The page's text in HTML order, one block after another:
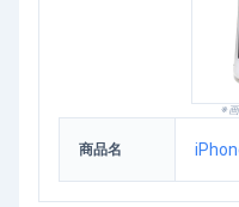
※
商品名